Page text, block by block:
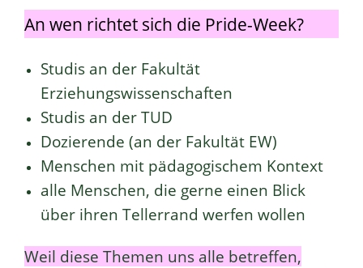
An wen richtet sich die Pride-Week?
Studis an der Fakultät
Erziehungswissenschaften
Studis an der TUD
Dozierende (an der Fakultät EW)
Menschen mit pädagogischem Kontext
alle Menschen, die gerne einen Blick
über ihren Tellerrand werfen wollen
Weil diese Themen uns alle betreffen,